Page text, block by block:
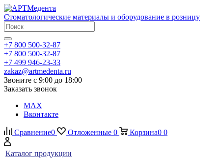
Стоматологические материалы и оборудование в розницу
+7 800 500-32-87
+7 800 500-32-87
+7 499 946-23-33
zakaz@artmedenta.ru
Звоните с 9:00 до 18:00
Заказать звонок
MAX
Вконтакте
Сравнение0 Отложенные 0 Корзина0 0
Каталог продукции